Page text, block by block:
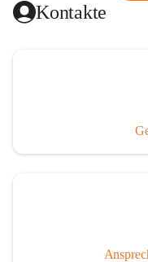
Kontakte